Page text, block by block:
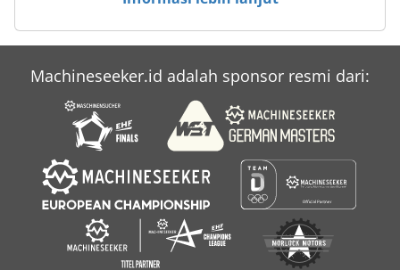
Machineseeker.id adalah sponsor resmi dari: